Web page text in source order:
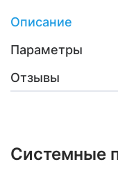
Описание
Параметры
Отзывы
Системные